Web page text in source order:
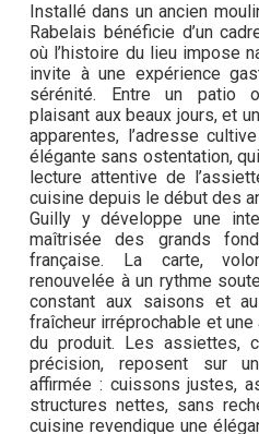
Installé dans un ancien
Rabelais bénéficie d’un
où l’histoire du lieu impose
invite à une expérience
sérénité. Entre un patio
plaisant aux beaux jours, et
apparentes, l’adresse
élégante sans ostentation,
lecture attentive de
cuisine depuis le début des
Guilly y développe une
maîtrisée des grands
française. La carte,
renouvelée à un rythme
constant aux saisons et
fraîcheur irréprochable et
du produit. Les assiettes,
précision, reposent sur
affirmée : cuissons justes,
structures nettes, sans
cuisine revendique une